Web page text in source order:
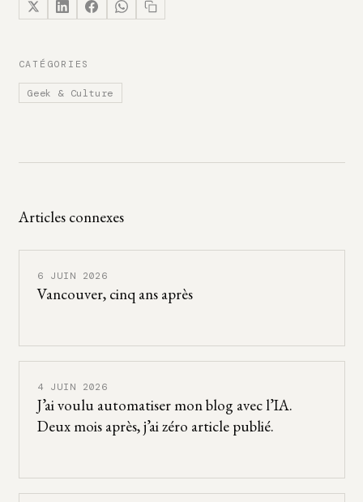
CATÉGORIES
Geek & Culture
Articles connexes
6 JUIN 2026
Vancouver, cinq ans après
4 JUIN 2026
J’ai voulu automatiser mon blog avec l’IA.
Deux mois après, j’ai zéro article publié.